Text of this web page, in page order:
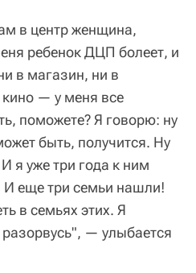
в центр женщина,
ребенок ДЦП болеет, и
в магазин, ни в
— у меня все
поможете? Я говорю: ну
быть, получится. Ну
я уже три года к ним
еще три семьи нашли!
в семьях этих. Я
— улыбается